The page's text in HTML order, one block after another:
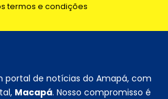
termos e condições
portal de notícias do Amapá, com
Macapá. Nosso compromisso é